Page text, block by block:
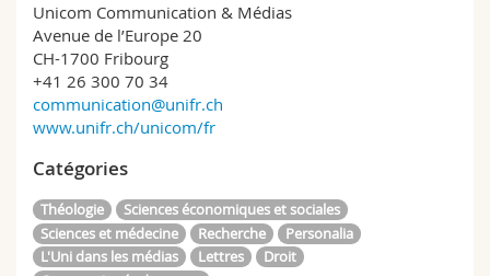
Unicom Communication & Médias
Avenue de l’Europe 20
CH-1700 Fribourg
+41 26 300 70 34
communication@unifr.ch
www.unifr.ch/unicom/fr
Catégories
Théologie
Sciences économiques et sociales
Sciences et médecine
Recherche
Personalia
L'Uni dans les médias
Lettres
Droit